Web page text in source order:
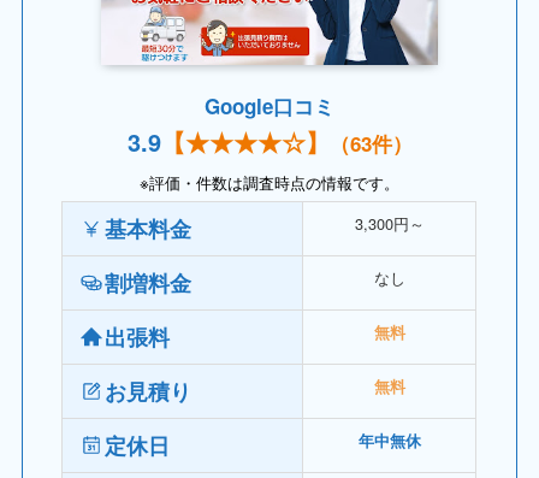
Google口コミ
3.9【★★★★☆】 （63件）
※評価・件数は調査時点の情報です。
基本料金 3,300円～
割増料金 なし
出張料 無料
お見積り 無料
定休日 年中無休